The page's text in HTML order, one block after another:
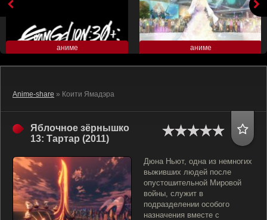
аниме аниме
Anime-share » Коити Ямадэра
Яблочное зёрнышко
13: Тартар (2011)
Дюна Ньют, одна из немногих
выживших людей после
опустошительной Мировой
войны, служит в
подразделении особого
назначения вместе с